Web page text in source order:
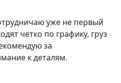
уже не первый
четко по графику, груз
за
к деталям.